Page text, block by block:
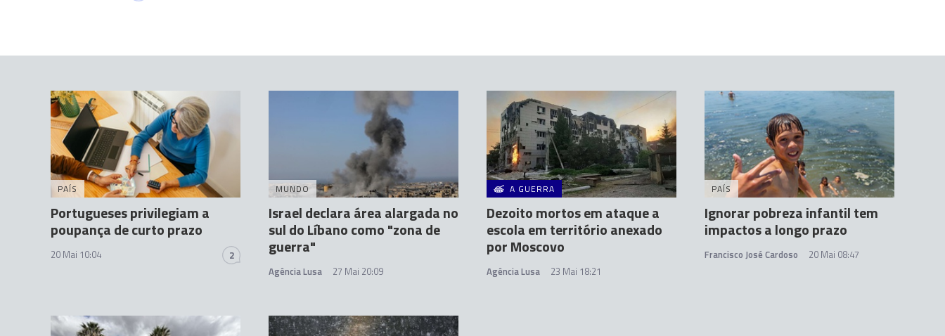
PAÍS
Portugueses privilegiam a
poupança de curto prazo
20 Mai 10:04 2
MUNDO
Israel declara área alargada no
sul do Líbano como "zona de
guerra"
Agência Lusa 27 Mai 20:09
A GUERRA
Dezoito mortos em ataque a
escola em território anexado
por Moscovo
Agência Lusa 23 Mai 18:21
PAÍS
Ignorar pobreza infantil tem
impactos a longo prazo
Francisco José Cardoso 20 Mai 08:47